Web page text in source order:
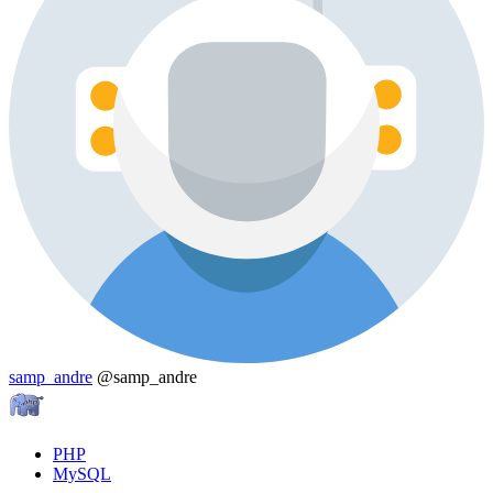
samp_andre @samp_andre
PHP
MySQL